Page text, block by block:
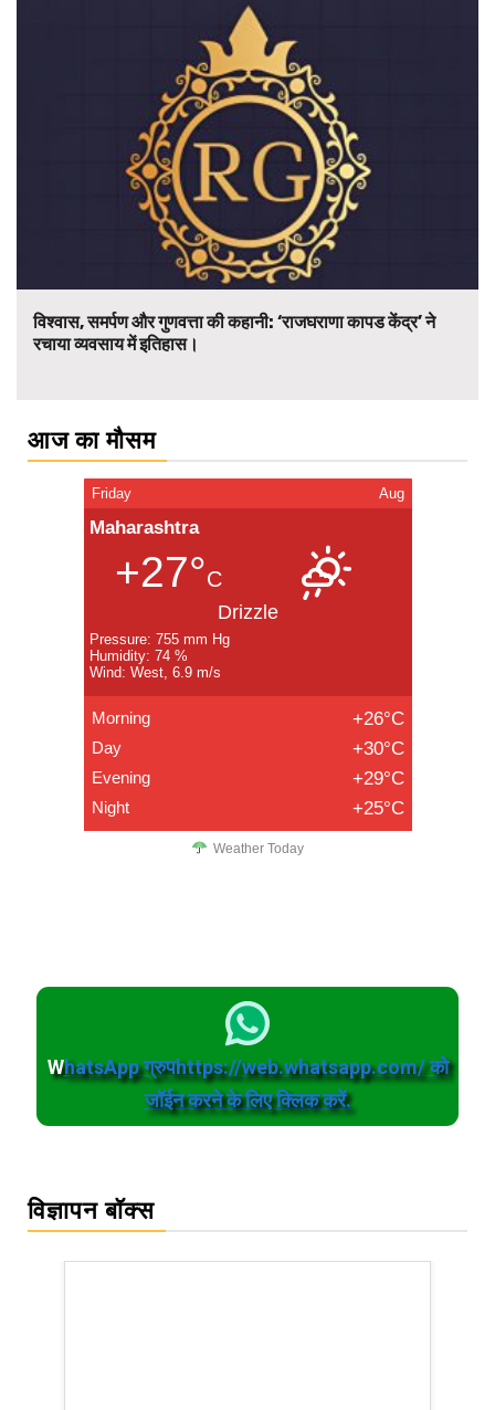
विश्वास, समर्पण और गुणवत्ता की कहानी: ‘राजघराणा कापड केंद्र’ ने
रचाया व्यवसाय में इतिहास।
आज का मौसम
Friday Aug
Maharashtra
+27°C
Drizzle
Pressure: 755 mm Hg
Humidity: 74 %
Wind: West, 6.9 m/s
Morning +26°C
Day +30°C
Evening +29°C
Night +25°C
Weather Today
WhatsApp ग्रुपhttps://web.whatsapp.com/ को
जॉईन करने के लिए क्लिक करें.
विज्ञापन बॉक्स